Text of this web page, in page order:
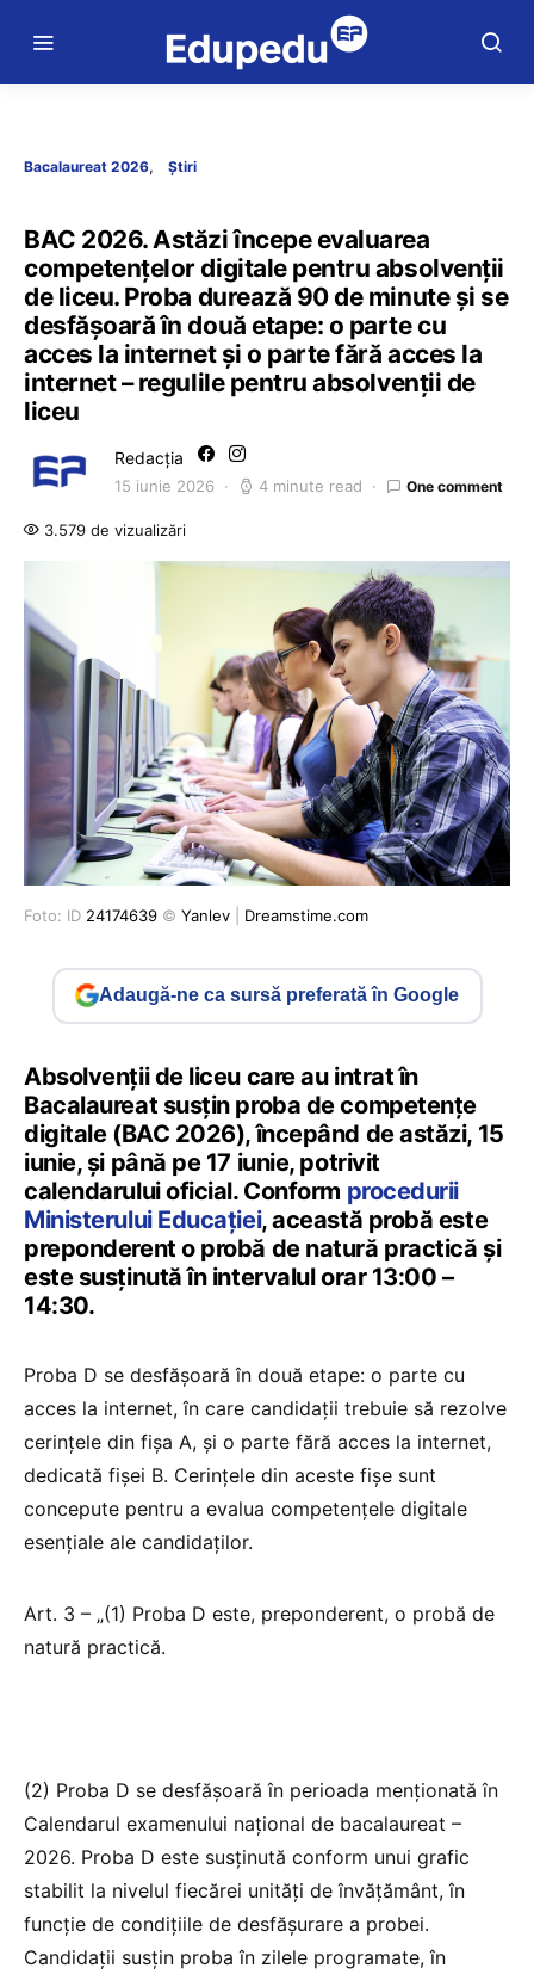
Bacalaureat 2026 Știri
BAC 2026. Astăzi începe evaluarea
competențelor digitale pentru absolvenții
de liceu. Proba durează 90 de minute și se
desfășoară în două etape: o parte cu
acces la internet și o parte fără acces la
internet – regulile pentru absolvenții de
liceu
Redacția
15 iunie 2026 4 minute read One comment
3.579 de vizualizări
Foto: ID 24174639 © Yanlev Dreamstime.com
Adaugă-ne ca sursă preferată în Google
Absolvenții de liceu care au intrat în
Bacalaureat susțin proba de competențe
digitale (BAC 2026), începând de astăzi, 15
iunie, și până pe 17 iunie, potrivit
calendarului oficial. Conform procedurii
Ministerului Educației, această probă este
preponderent o probă de natură practică și
este susținută în intervalul orar 13:00 –
14:30.
Proba D se desfășoară în două etape: o parte cu
acces la internet, în care candidații trebuie să rezolve
cerințele din fișa A, și o parte fără acces la internet,
dedicată fișei B. Cerințele din aceste fișe sunt
concepute pentru a evalua competențele digitale
esențiale ale candidaților.
Art. 3 – „(1) Proba D este, preponderent, o probă de
natură practică.
(2) Proba D se desfăşoară în perioada menţionată în
Calendarul examenului naţional de bacalaureat –
2026. Proba D este susținută conform unui grafic
stabilit la nivelul fiecărei unități de învățământ, în
funcție de condițiile de desfăşurare a probei.
Candidaţii susțin proba în zilele programate, în